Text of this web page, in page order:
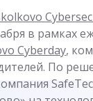
в рамках
Cyberday,
По